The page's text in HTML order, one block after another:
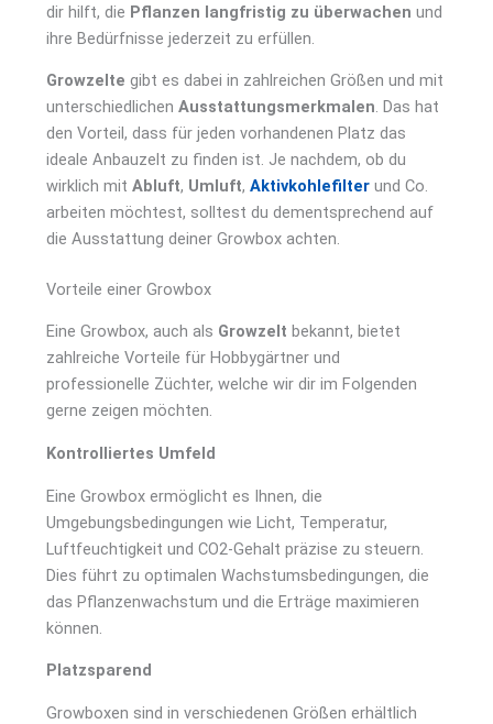
dir hilft, die Pflanzen langfristig zu überwachen und
ihre Bedürfnisse jederzeit zu erfüllen.
Growzelte gibt es dabei in zahlreichen Größen und mit
unterschiedlichenAusstattungsmerkmalen. Das hat
den Vorteil, dass für jeden vorhandenen Platz das
ideale Anbauzelt zu finden ist. Je nachdem, ob du
wirklich mitAbluft, Umluft,Aktivkohlefilter und Co.
arbeiten möchtest, solltest du dementsprechend auf
die Ausstattung deiner Growbox achten.
Vorteile einer Growbox
Eine Growbox, auch als Growzelt bekannt, bietet
zahlreiche Vorteile für Hobbygärtner und
professionelle Züchter, welche wir dir im Folgenden
gerne zeigen möchten.
Kontrolliertes Umfeld
Eine Growbox ermöglicht es Ihnen, die
Umgebungsbedingungen wie Licht, Temperatur,
Luftfeuchtigkeit und CO2-Gehalt präzise zu steuern.
Dies führt zu optimalen Wachstumsbedingungen, die
das Pflanzenwachstum und die Erträge maximieren
können.
Platzsparend
Growboxen sind in verschiedenen Größen erhältlich